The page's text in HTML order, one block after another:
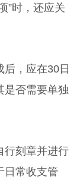
”时，还应关
，应在30日
是否需要单独
行刻章并进行
日常收支管